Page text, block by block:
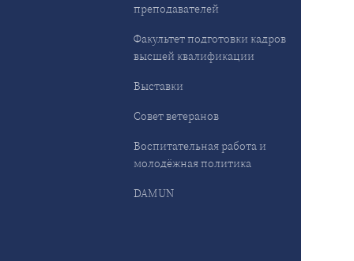
преподавателей
Факультет подготовки кадров
высшей квалификации
Выставки
Совет ветеранов
Воспитательная работа и
молодёжная политика
DAMUN